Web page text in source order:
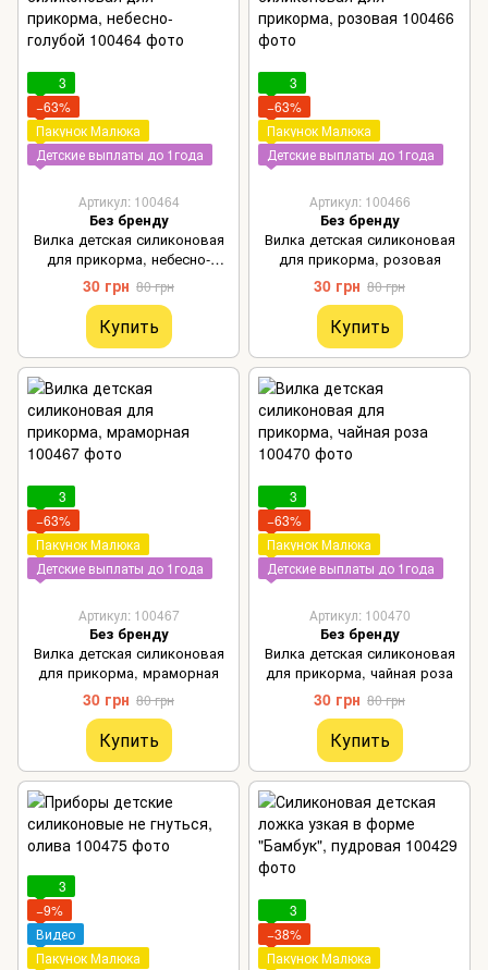
3
−63%
Пакунок Малюка
Детские выплаты до 1года
Артикул: 100464
Без бренду
Вилка детская силиконовая
для прикорма, небесно-
голубой
30 грн 80 грн
Купить
3
−63%
Пакунок Малюка
Детские выплаты до 1года
Артикул: 100466
Без бренду
Вилка детская силиконовая
для прикорма, розовая
30 грн 80 грн
Купить
3
−63%
Пакунок Малюка
Детские выплаты до 1года
Артикул: 100467
Без бренду
Вилка детская силиконовая
для прикорма, мраморная
30 грн 80 грн
Купить
3
−63%
Пакунок Малюка
Детские выплаты до 1года
Артикул: 100470
Без бренду
Вилка детская силиконовая
для прикорма, чайная роза
30 грн 80 грн
Купить
3
−9%
Видео
Пакунок Малюка
3
−38%
Пакунок Малюка